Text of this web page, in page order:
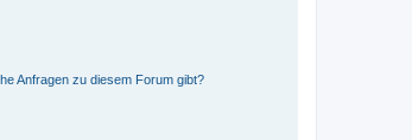
Anfragen zu diesem Forum gibt?